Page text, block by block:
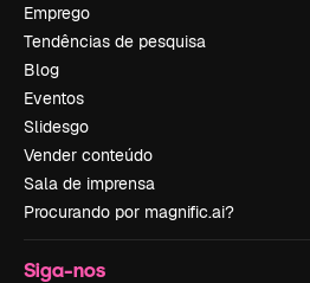
Emprego
Tendências de pesquisa
Blog
Eventos
Slidesgo
Vender conteúdo
Sala de imprensa
Procurando por magnific.ai?
Siga-nos